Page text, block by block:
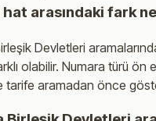
arasındaki fark
Devletleri
olabilir. Numara türü ön
tarife aramadan önce